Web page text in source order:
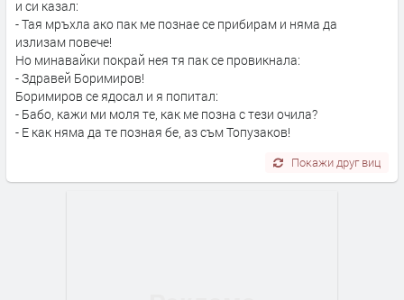
и си казал:
- Тая мръхла ако пак ме познае се прибирам и няма да
излизам повече!
Но минавайки покрай нея тя пак се провикнала:
- Здравей Боримиров!
Боримиров се ядосал и я попитал:
- Бабо, кажи ми моля те, как ме позна с тези очила?
- Е как няма да те позная бе, аз съм Топузаков!
Покажи друг виц